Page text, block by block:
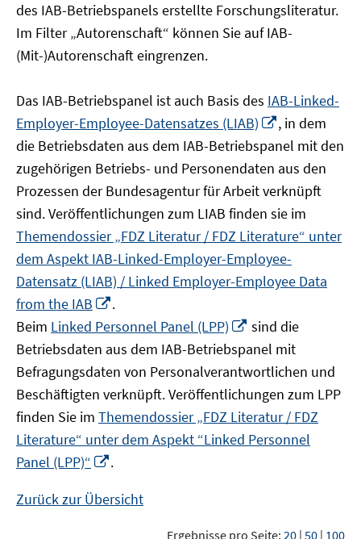
des IAB-Betriebspanels erstellte Forschungsliteratur.
Im Filter „Autorenschaft“ können Sie auf IAB-
(Mit-)Autorenschaft eingrenzen.
Das IAB-Betriebspanel ist auch Basis des IAB-Linked-
Employer-Employee-Datensatzes (LIAB)
In
neuem
Fenster
öffnen
, in dem
die Betriebsdaten aus dem IAB-Betriebspanel mit den
zugehörigen Betriebs- und Personendaten aus den
Prozessen der Bundesagentur für Arbeit verknüpft
sind. Veröffentlichungen zum LIAB finden sie im
Themendossier „FDZ Literatur / FDZ Literature“ unter
dem Aspekt IAB-Linked-Employer-Employee-
Datensatz (LIAB) / Linked Employer-Employee Data
from the IAB
neuem
Fenster
öffnen
.
Beim Linked Personnel Panel (LPP)
In
neuem
Fenster
öffnen
sind die
Betriebsdaten aus dem IAB-Betriebspanel mit
Befragungsdaten von Personalverantwortlichen und
Beschäftigten verknüpft. Veröffentlichungen zum LPP
finden Sie im Themendossier „FDZ Literatur / FDZ
Literature“ unter dem Aspekt “Linked Personnel
Panel (LPP)“
Fenster
.
Zurück zur Übersicht
Ergebnisse pro Seite: 20 | 50 | 100